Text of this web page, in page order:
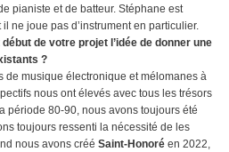
pianiste et de batteur. Stéphane est
ne joue pas d’instrument en particulier.
de votre projet l’idée de donner une
?
de musique électronique et mélomanes à
nous ont élevés avec tous les trésors
période 80-90, nous avons toujours été
toujours ressenti la nécessité de les
nous avons créé Saint-Honoré en 2022,